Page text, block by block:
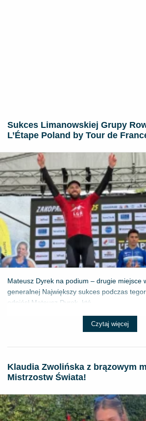
Sukces Limanowskiej Grupy
L’Étape Poland by Tour de
Mateusz Dyrek na podium – drugie miejsce
generalnej Największy sukces podczas
odniósł Mateusz Dyrek, któ...
Czytaj więcej
Klaudia Zwolińska z brązowym
Mistrzostw Świata!